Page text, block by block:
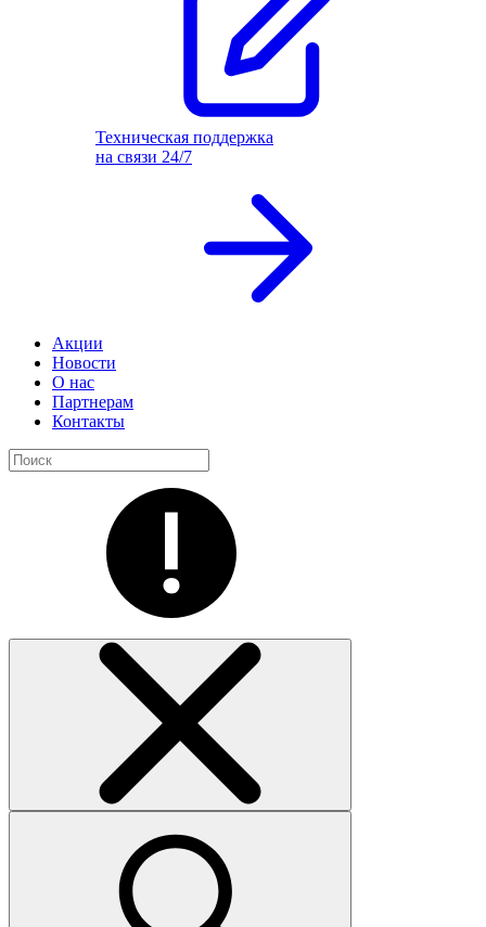
Техническая поддержка
на связи 24/7
Акции
Новости
О нас
Партнерам
Контакты